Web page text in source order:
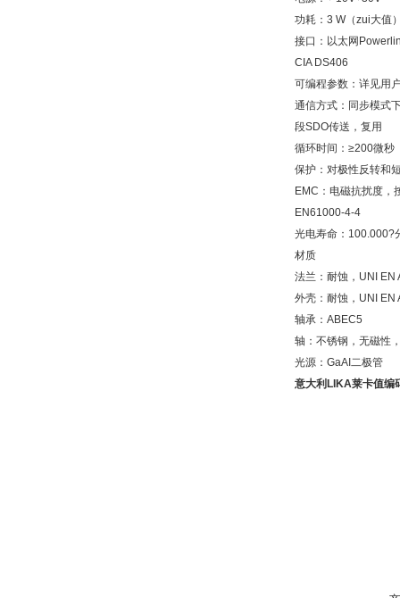
功耗：3 W（zui大值
接口：以太网
CIA DS406
可编程参数：详见用
通信方式：同步模式
段SDO传送，复用
循环时间：≥200微秒
保护：对极性反转和
EMC：电磁抗扰度，
EN61000-4-4
光电寿命：100.000?
材质
法兰：耐蚀，UNI EN
外壳：耐蚀，UNI EN
轴承：ABEC5
轴：不锈钢，无磁性
光源：GaAI二极管
意大利LIKA莱卡值编